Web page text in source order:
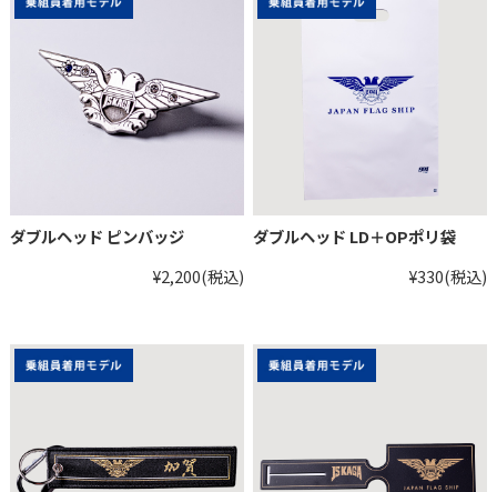
ダブルヘッド ピンバッジ
¥2,200(税込)
ダブルヘッド LD＋OPポリ袋
¥330(税込)